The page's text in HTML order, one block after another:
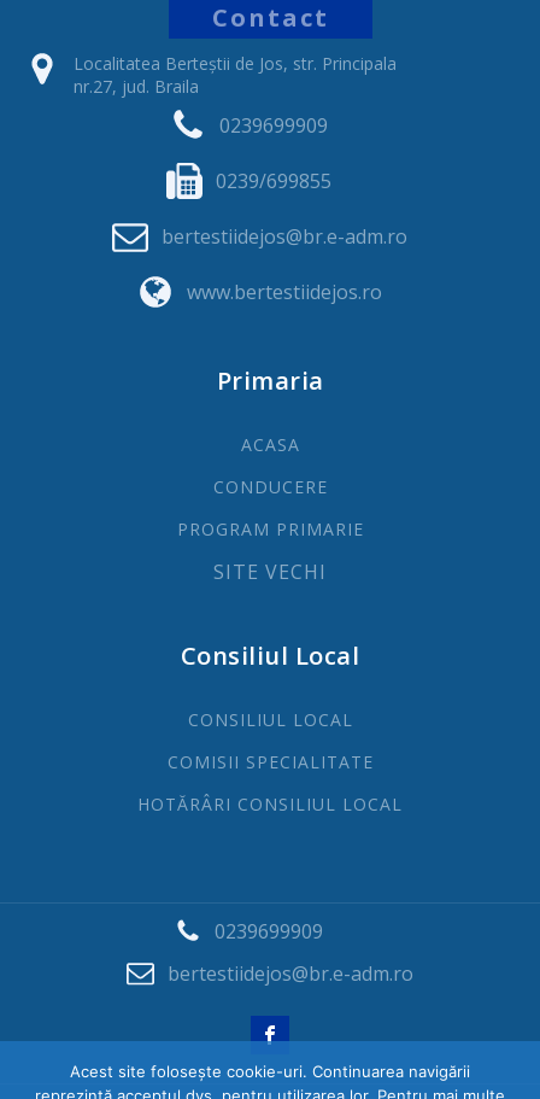
Contact
Localitatea Berteștii de Jos, str. Principala
nr.27, jud. Braila
0239699909
0239/699855
bertestiidejos@br.e-adm.ro
www.bertestiidejos.ro
Primaria
ACASA
CONDUCERE
PROGRAM PRIMARIE
SITE VECHI
Consiliul Local
CONSILIUL LOCAL
COMISII SPECIALITATE
HOTĂRÂRI CONSILIUL LOCAL
0239699909
bertestiidejos@br.e-adm.ro
Acest site folosește cookie-uri. Continuarea navigării